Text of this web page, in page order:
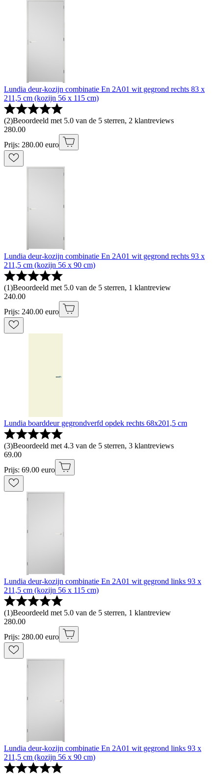
Lundia deur-kozijn combinatie En 2A01 wit gegrond rechts 83 x
211,5 cm (kozijn 56 x 115 cm)
(2)Beoordeeld met 5.0 van de 5 sterren, 2 klantreviews
280.00
Prijs: 280.00 euro
Lundia deur-kozijn combinatie En 2A01 wit gegrond rechts 93 x
211,5 cm (kozijn 56 x 90 cm)
(1)Beoordeeld met 5.0 van de 5 sterren, 1 klantreview
240.00
Prijs: 240.00 euro
Lundia boarddeur gegrondverfd opdek rechts 68x201,5 cm
(3)Beoordeeld met 4.3 van de 5 sterren, 3 klantreviews
69.00
Prijs: 69.00 euro
Lundia deur-kozijn combinatie En 2A01 wit gegrond links 93 x
211,5 cm (kozijn 56 x 115 cm)
(1)Beoordeeld met 5.0 van de 5 sterren, 1 klantreview
280.00
Prijs: 280.00 euro
Lundia deur-kozijn combinatie En 2A01 wit gegrond links 93 x
211,5 cm (kozijn 56 x 90 cm)